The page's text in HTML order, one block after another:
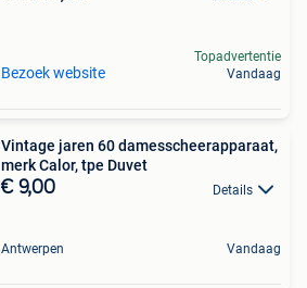
Bezoek website
Topadvertentie
Vandaag
Vintage jaren 60 damesscheerapparaat,
merk Calor, tpe Duvet
€ 9,00 Details
Antwerpen Vandaag